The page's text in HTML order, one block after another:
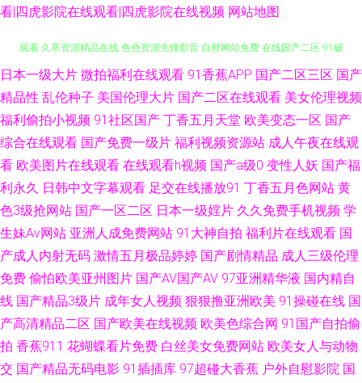
看|四虎影院在线观看|四虎影院在线视频 网站地图
欧美日韩成人色情 91P社区入口 欧洲综合色网 老湿机网午夜 肏屄视屏免费
观看 久草资源精品在线 色色资源先锋影音 自慰网站免费 在线国产二区 91破
女91 欧美国产激情 大香蕉AB片 三级超碰AV福利 天天拍天天干 香蕉视频
www 超碰91色色 老司机A片 日本激情自拍 熟女福利资源网 97超碰人人 岛
国无码五区 黄色AAA片电影 蜜桃影音 免费肏屄 日韩电影高清完整 97狠狠色
先锋 AV福利网站 韩日在线小电影 免费入口91 日韩操逼视频 天天肏屄天天艹
日本一级大片 微拍福利在线观看 91香蕉APP 国产二区三区 国产
精品性 乱伦种子 美国伦理大片 国产二区在线观看 美女伦理视频
福利偷拍小视频 91社区国产 丁香五月天堂 欧美变态一区 国产
综合在线观看 国产免费一级片 福利视频资源站 成人午夜在线观
看 欧美图片在线观看 在线观看h视频 国产a级0 变性人妖 国产福
利永久 日韩中文字幕观看 足交在线播放91 丁香五月色网站 黄
色3级抢网站 国产一区二区 日本一级婬片 久久免费手机视频 学
生妹Av网站 亚洲人成免费网站 91大神自拍 福利片在线观看 国
产成人内射无码 激情五月极品婷婷 国产剧情精品 成人三级伦理
免费 偷怕欧美亚州图片 国产AV国产AV 97亚洲精华液 国内精自
线 国产精品3级片 成年女人视频 狠狠撸亚洲欧美 91操碰在线 国
产高清精品二区 国产欧美在线视频 欧美色综合网 91国产自拍偷
拍 香蕉911 花蝴蝶看片免费 白丝美女免费网站 欧美女人与动物
交 国产精品无码电影 91插插库 97超碰大香蕉 户外自慰影院 国